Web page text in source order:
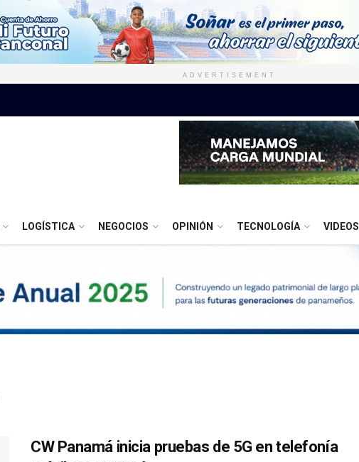
ADVERTISEMENT
LOGÍSTICA NEGOCIOS OPINIÓN TECNOLOGÍA VIDEOS
CW Panamá inicia pruebas de 5G en telefonía